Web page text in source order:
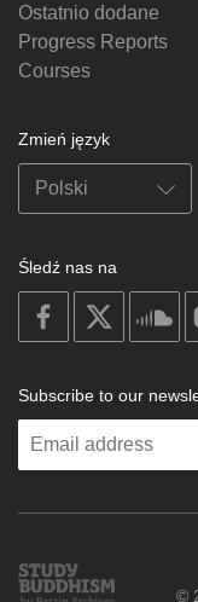
Ostatnio dodane
Progress Reports
Courses
Zmień język
Śledź nas na
on
facebook
Subscribe to our
Enter
Study
Buddhism
©